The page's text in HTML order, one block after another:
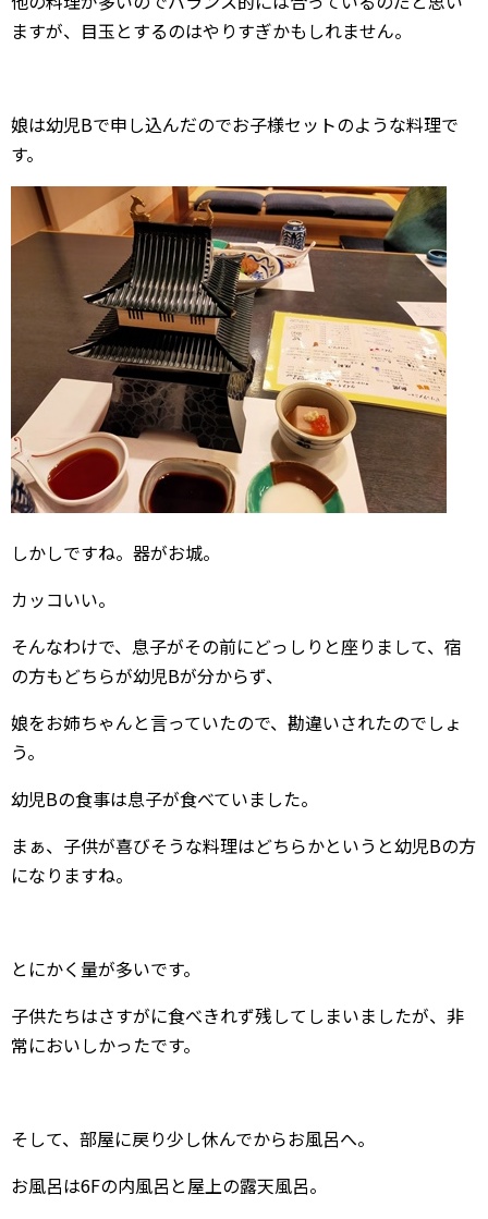
ますが、目玉とするのはやりすぎかもしれません。
娘は幼児Bで申し込んだのでお子様セットのような料理で
す。
しかしですね。器がお城。
カッコいい。
そんなわけで、息子がその前にどっしりと座りまして、宿
の方もどちらが幼児Bが分からず、
娘をお姉ちゃんと言っていたので、勘違いされたのでしょ
う。
幼児Bの食事は息子が食べていました。
まぁ、子供が喜びそうな料理はどちらかというと幼児Bの方
になりますね。
とにかく量が多いです。
子供たちはさすがに食べきれず残してしまいましたが、非
常においしかったです。
そして、部屋に戻り少し休んでからお風呂へ。
お風呂は6Fの内風呂と屋上の露天風呂。